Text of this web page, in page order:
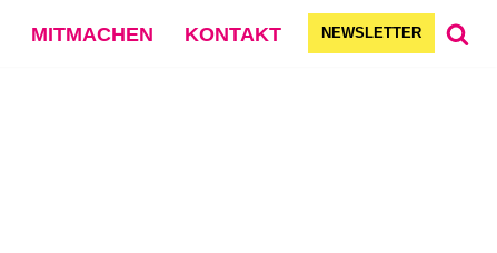
MITMACHEN KONTAKT NEWSLETTER